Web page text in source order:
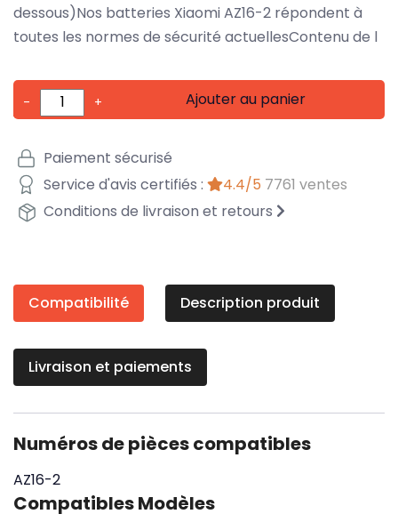
dessous)Nos batteries Xiaomi AZ16-2 répondent à
toutes les normes de sécurité actuellesContenu de l
- + Ajouter au panier
Paiement sécurisé
Service d'avis certifiés :
4.4/5 7761 ventes
Conditions de livraison et retours
Compatibilité Description produit
Livraison et paiements
Numéros de pièces compatibles
AZ16-2
Compatibles Modèles